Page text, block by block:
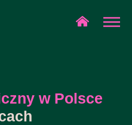
w Polsce